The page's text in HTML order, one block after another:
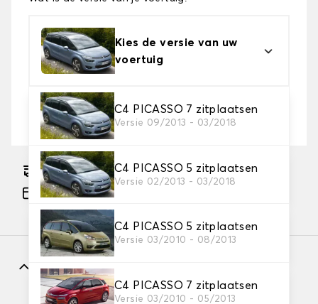
Kies de versie van uw
voertuig
C4 PICASSO 7 zitplaatsen
Versie 09/2013 - 03/2018
C4 PICASSO 5 zitplaatsen
Versie 02/2013 - 03/2018
C4 PICASSO 5 zitplaatsen
Versie 03/2010 - 08/2013
C4 PICASSO 7 zitplaatsen
Versie 03/2010 - 05/2013
2. Beschermingsniveau
Kies de juiste beschermhoes voor uw behoeftes
Geschatte gratis levering naar 14-08-2026
Betaling in 3x gratis, vanaf €60 aankoop.
Kenmerken